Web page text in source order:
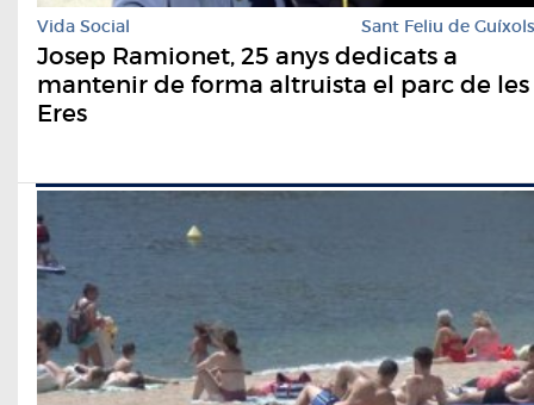
Vida Social Sant Feliu de Guíxols
Josep Ramionet, 25 anys dedicats a
mantenir de forma altruista el parc de les
Eres